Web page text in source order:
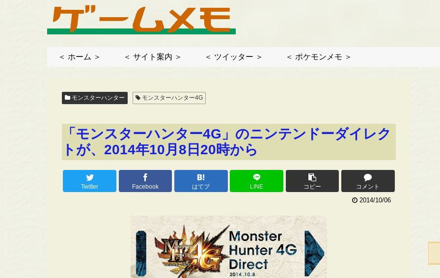
＜ ホーム ＞ ＜ サイト案内 ＞ ＜ ツイッター ＞ ＜ ポケモンメモ ＞
モンスターハンター モンスターハンター4G
「モンスターハンター4G」のニンテンドーダイレク
トが、2014年10月8日20時から
Twitter Facebook はてブ LINE コピー コメント
2014/10/06